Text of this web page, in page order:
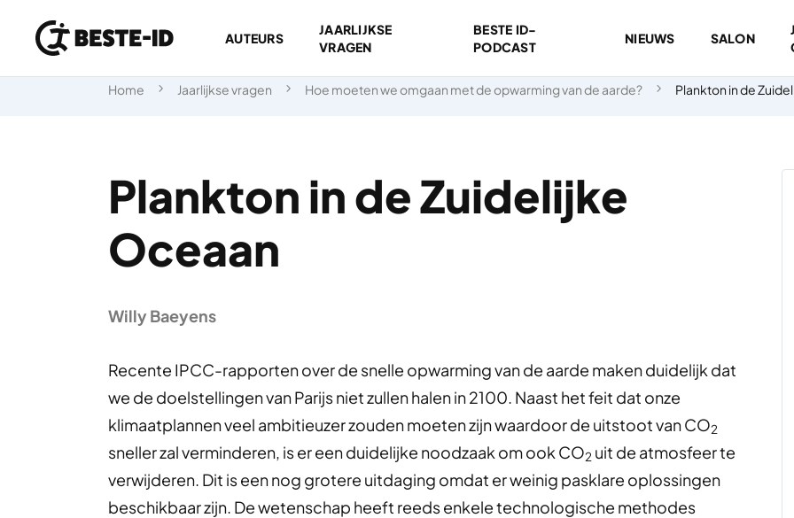
Ga naar inhoud
AUTEURS
JAARLIJKSE
VRAGEN
BESTE ID-
PODCAST
NIEUWS SALON
Home Jaarlijkse vragen Hoe moeten we omgaan met de opwarming van de aarde? Plankton in de
Plankton in de Zuidelijke
Oceaan
Willy Baeyens
Recente IPCC-rapporten over de snelle opwarming van de aarde maken duidelijk dat
we de doelstellingen van Parijs niet zullen halen in 2100. Naast het feit dat onze
klimaatplannen veel ambitieuzer zouden moeten zijn waardoor de uitstoot van CO2
sneller zal verminderen, is er een duidelijke noodzaak om ook CO2 uit de atmosfeer te
verwijderen. Dit is een nog grotere uitdaging omdat er weinig pasklare oplossingen
beschikbaar zijn. De wetenschap heeft reeds enkele technologische methodes